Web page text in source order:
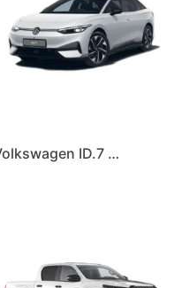
Volkswagen ID.7 Sedan Pro Edition